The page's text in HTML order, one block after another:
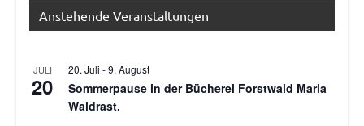
Anstehende Veranstaltungen
JULI
20
20. Juli -9. August
Sommerpause in der Bücherei Forstwald Maria
Waldrast.